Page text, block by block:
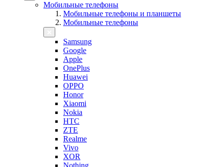
Мобильные телефоны
Мобильные телефоны и планшеты
Мобильные телефоны
Samsung
Google
Apple
OnePlus
Huawei
OPPO
Honor
Xiaomi
Nokia
HTC
ZTE
Realme
Vivo
XOR
Nothing